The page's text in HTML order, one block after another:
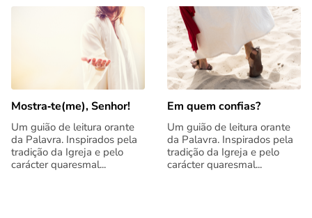
Mostra‑te(me), Senhor!
Um guião de leitura orante
da Palavra. Inspirados pela
tradição da Igreja e pelo
carácter quaresmal...
Em quem confias?
Um guião de leitura orante
da Palavra. Inspirados pela
tradição da Igreja e pelo
carácter quaresmal...